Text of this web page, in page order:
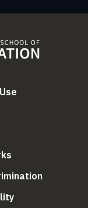
is external)
(link is external)